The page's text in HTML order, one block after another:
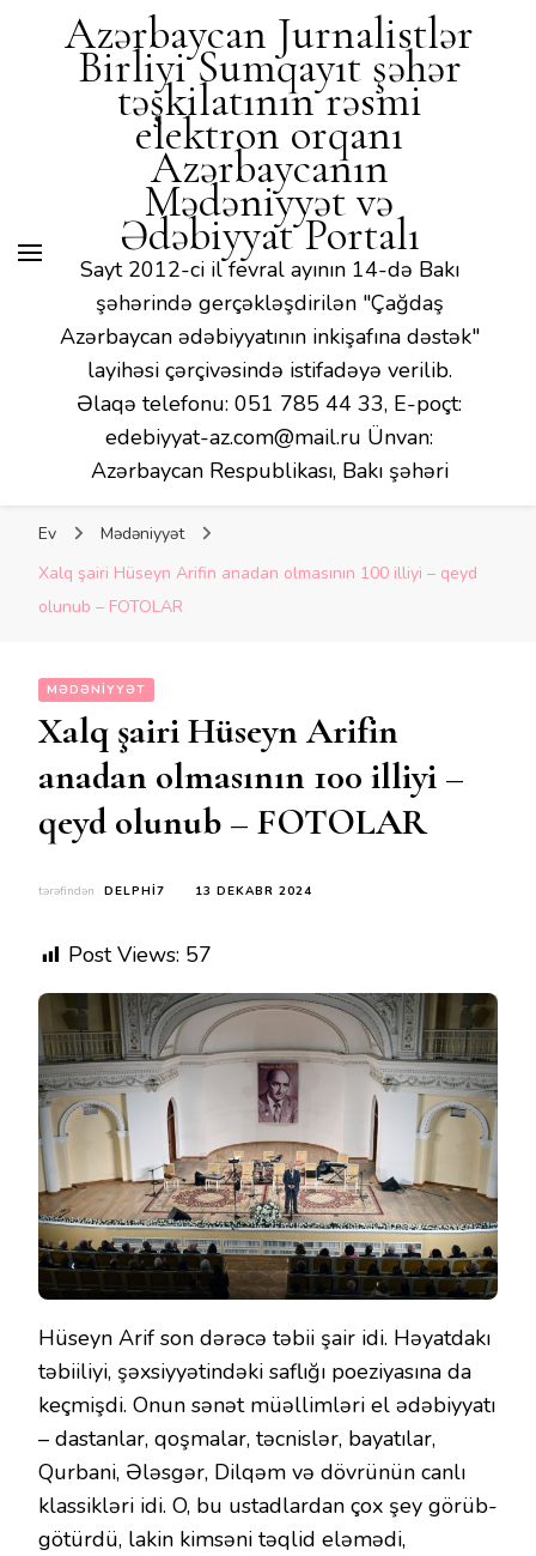
Mədəniyyət və Ədəbiyyat
Portalı
Azərbaycan Jurnalistlər
Birliyi Sumqayıt şəhər
təşkilatının rəsmi
elektron orqanı
Azərbaycanın
Mədəniyyət və
Ədəbiyyat Portalı
Sayt 2012-ci il fevral ayının 14-də Bakı
şəhərində gerçəkləşdirilən "Çağdaş
Azərbaycan ədəbiyyatının inkişafına dəstək"
layihəsi çərçivəsində istifadəyə verilib.
Əlaqə telefonu: 051 785 44 33, E-poçt:
edebiyyat-az.com@mail.ru Ünvan:
Azərbaycan Respublikası, Bakı şəhəri
Ev
Mədəniyyət
Xalq şairi Hüseyn Arifin anadan olmasının 100 illiyi – qeyd
olunub – FOTOLAR
MƏDƏNIYYƏT
Xalq şairi Hüseyn Arifin
anadan olmasının 100 illiyi –
qeyd olunub – FOTOLAR
tərəfindən DELPHI7 13 DEKABR 2024
Post Views: 57
Hüseyn Arif son dərəcə təbii şair idi. Həyatdakı
təbiiliyi, şəxsiyyətindəki saflığı poeziyasına da
keçmişdi. Onun sənət müəllimləri el ədəbiyyatı
– dastanlar, qoşmalar, təcnislər, bayatılar,
Qurbani, Ələsgər, Dilqəm və dövrünün canlı
klassikləri idi. O, bu ustadlardan çox şey görüb-
götürdü, lakin kimsəni təqlid eləmədi,